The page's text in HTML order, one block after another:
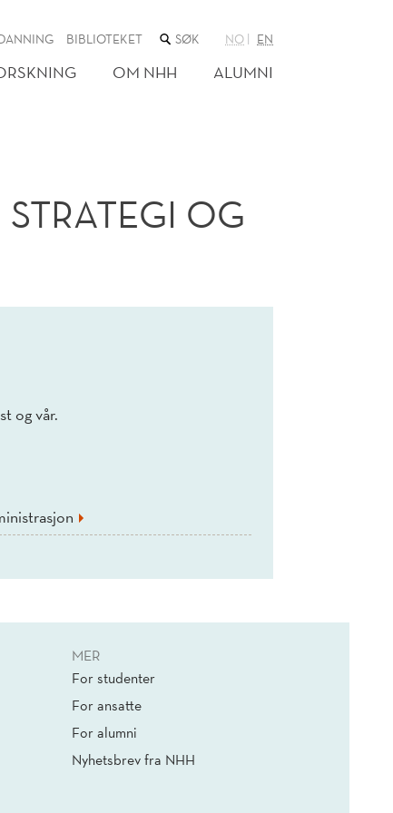
BIBLIOTEKET SØK
NETTSTEDET
NO EN
OM NHH ALUMNI
OG
og vår.
MER
For studenter
For ansatte
For alumni
Nyhetsbrev fra NHH